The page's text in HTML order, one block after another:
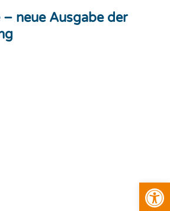
– neue Ausgabe der